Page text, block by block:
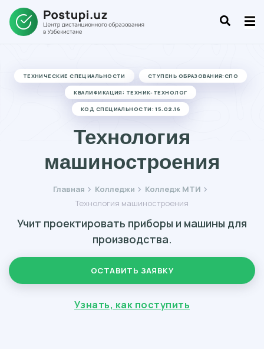
ТЕХНИЧЕСКИЕ СПЕЦИАЛЬНОСТИ СТУПЕНЬ ОБРАЗОВАНИЯ:СПО
КВАЛИФИКАЦИЯ: ТЕХНИК-ТЕХНОЛОГ
КОД СПЕЦИАЛЬНОСТИ: 15.02.16
Технология
машиностроения
Главная Колледжи
Колледж МТИ
Технология машиностроения
Учит проектировать приборы и машины для
производства.
ОСТАВИТЬ ЗАЯВКУ
Узнать, как поступить